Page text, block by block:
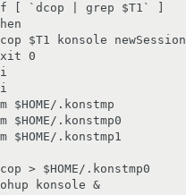
[ `dcop | grep $T1` ]
$T1 konsole newSession
0
$HOME/.konstmp
$HOME/.konstmp0
$HOME/.konstmp1
> $HOME/.konstmp0
konsole &